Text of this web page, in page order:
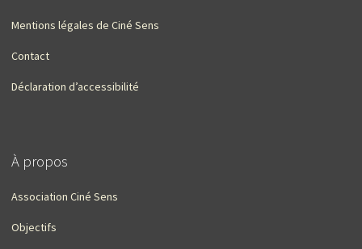
Mentions légales de Ciné Sens
Contact
Déclaration d’accessibilité
À propos
Association Ciné Sens
Objectifs